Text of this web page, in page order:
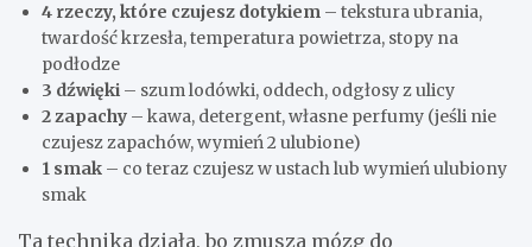
4 rzeczy, które czujesz dotykiem – tekstura ubrania,
twardość krzesła, temperatura powietrza, stopy na
podłodze
3 dźwięki – szum lodówki, oddech, odgłosy z ulicy
2 zapachy – kawa, detergent, własne perfumy (jeśli nie
czujesz zapachów, wymień 2 ulubione)
1 smak – co teraz czujesz w ustach lub wymień ulubiony
smak
Ta technika działa, bo zmusza mózg do